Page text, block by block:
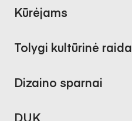
Kūrėjams
Tolygi kultūrinė raida
Dizaino sparnai
DUK